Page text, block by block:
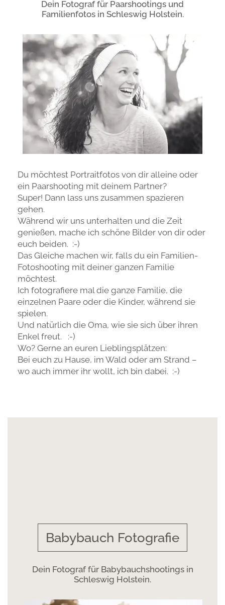
Dein Fotograf für Paarshootings und
Familienfotos in Schleswig Holstein.
Du möchtest Portraitfotos von dir alleine oder
ein Paarshooting mit deinem Partner?
Super! Dann lass uns zusammen spazieren
gehen.
Während wir uns unterhalten und die Zeit
genießen, mache ich schöne Bilder von dir oder
euch beiden. :-)
Das Gleiche machen wir, falls du ein Familien-
Fotoshooting mit deiner ganzen Familie
möchtest.
Ich fotografiere mal die ganze Familie, die
einzelnen Paare oder die Kinder, während sie
spielen.
Und natürlich die Oma, wie sie sich über ihren
Enkel freut. :-)
Wo? Gerne an euren Lieblingsplätzen:
Bei euch zu Hause, im Wald oder am Strand –
wo auch immer ihr wollt, ich bin dabei. :-)
Babybauch Fotografie
Dein Fotograf für Babybauchshootings in
Schleswig Holstein.